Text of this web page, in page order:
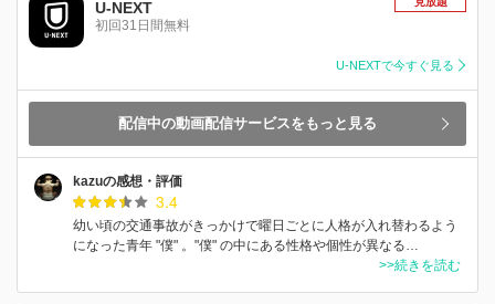
U-NEXT
初回31日間無料
U-NEXTで今すぐ見る
配信中の動画配信サービスをもっと見る
kazuの感想・評価
3.4
幼い頃の交通事故がきっかけで曜日ごとに人格が入れ替わるよう
になった青年 "僕" 。"僕" の中にある性格や個性が異なる…
>>続きを読む